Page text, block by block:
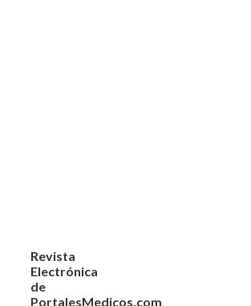
Revista
Electrónica
de
PortalesMedicos.com